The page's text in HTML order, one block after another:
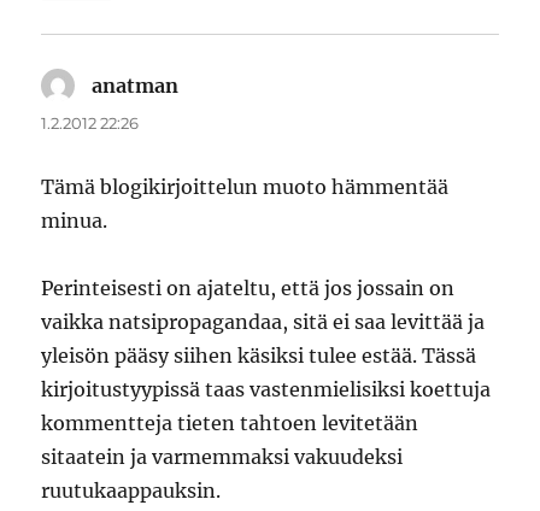
anatman
1.2.2012 22:26
Tämä blogikirjoittelun muoto hämmentää
minua.
Perinteisesti on ajateltu, että jos jossain on
vaikka natsipropagandaa, sitä ei saa levittää ja
yleisön pääsy siihen käsiksi tulee estää. Tässä
kirjoitustyypissä taas vastenmielisiksi koettuja
kommentteja tieten tahtoen levitetään
sitaatein ja varmemmaksi vakuudeksi
ruutukaappauksin.